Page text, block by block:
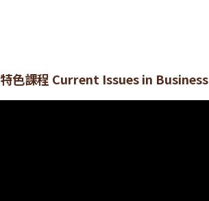
特色課程 Current Issues in Business